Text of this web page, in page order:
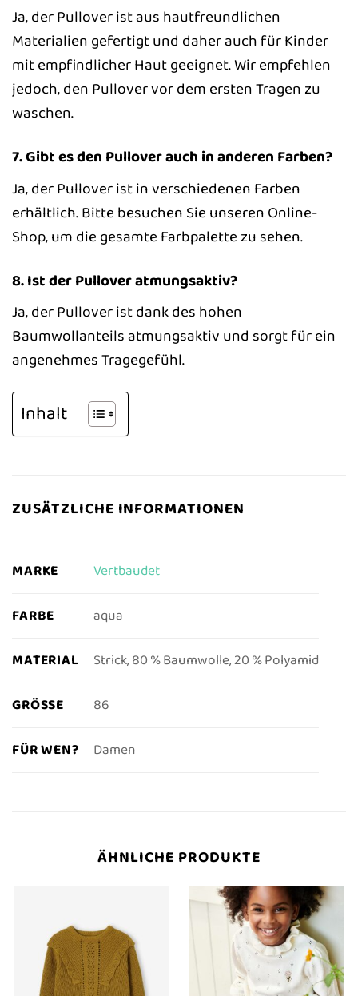
Ja, der Pullover ist aus hautfreundlichen
Materialien gefertigt und daher auch für Kinder
mit empfindlicher Haut geeignet. Wir empfehlen
jedoch, den Pullover vor dem ersten Tragen zu
waschen.
7. Gibt es den Pullover auch in anderen Farben?
Ja, der Pullover ist in verschiedenen Farben
erhältlich. Bitte besuchen Sie unseren Online-
Shop, um die gesamte Farbpalette zu sehen.
8. Ist der Pullover atmungsaktiv?
Ja, der Pullover ist dank des hohen
Baumwollanteils atmungsaktiv und sorgt für ein
angenehmes Tragegefühl.
Inhalt
ZUSÄTZLICHE INFORMATIONEN
MARKE Vertbaudet
FARBE aqua
MATERIAL Strick, 80 % Baumwolle, 20 % Polyamid
GRÖSSE 86
FÜR WEN? Damen
ÄHNLICHE PRODUKTE